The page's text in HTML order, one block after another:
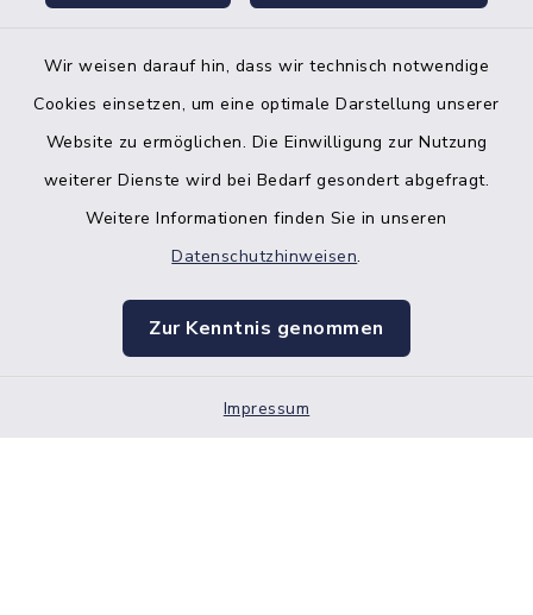
Wir weisen darauf hin, dass wir technisch notwendige
Cookies einsetzen, um eine optimale Darstellung unserer
Website zu ermöglichen. Die Einwilligung zur Nutzung
weiterer Dienste wird bei Bedarf gesondert abgefragt.
Weitere Informationen finden Sie in unseren
Datenschutzhinweisen.
Zur Kenntnis genommen
Impressum
Bankverbindung der Amtskasse
Barrierefreiheit
Impressum
Sitemap